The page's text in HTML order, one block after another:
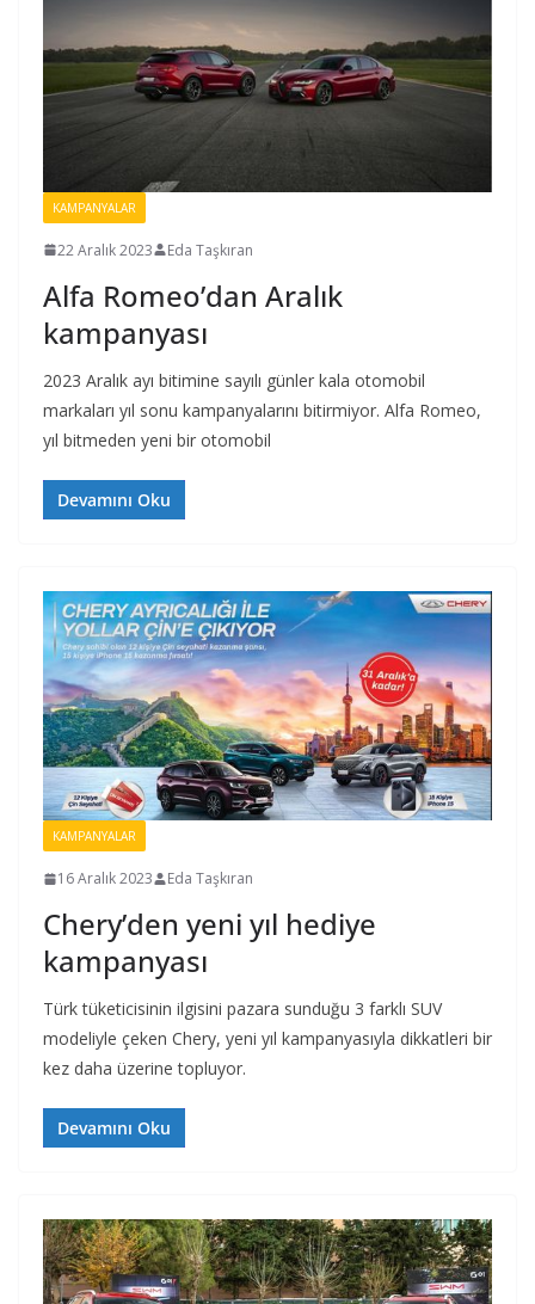
KAMPANYALAR
22 Aralık 2023 Eda Taşkıran
Alfa Romeo’dan Aralık
kampanyası
2023 Aralık ayı bitimine sayılı günler kala otomobil
markaları yıl sonu kampanyalarını bitirmiyor. Alfa Romeo,
yıl bitmeden yeni bir otomobil
Devamını Oku
KAMPANYALAR
16 Aralık 2023 Eda Taşkıran
Chery’den yeni yıl hediye
kampanyası
Türk tüketicisinin ilgisini pazara sunduğu 3 farklı SUV
modeliyle çeken Chery, yeni yıl kampanyasıyla dikkatleri bir
kez daha üzerine topluyor.
Devamını Oku